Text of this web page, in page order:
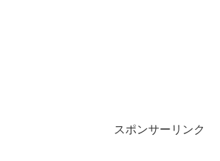
スポンサーリンク